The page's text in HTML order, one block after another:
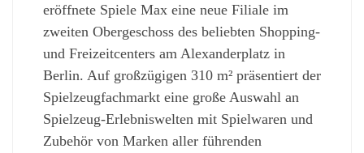
eröffnete Spiele Max eine neue Filiale im
zweiten Obergeschoss des beliebten Shopping-
und Freizeitcenters am Alexanderplatz in
Berlin. Auf großzügigen 310 m² präsentiert der
Spielzeugfachmarkt eine große Auswahl an
Spielzeug-Erlebniswelten mit Spielwaren und
Zubehör von Marken aller führenden